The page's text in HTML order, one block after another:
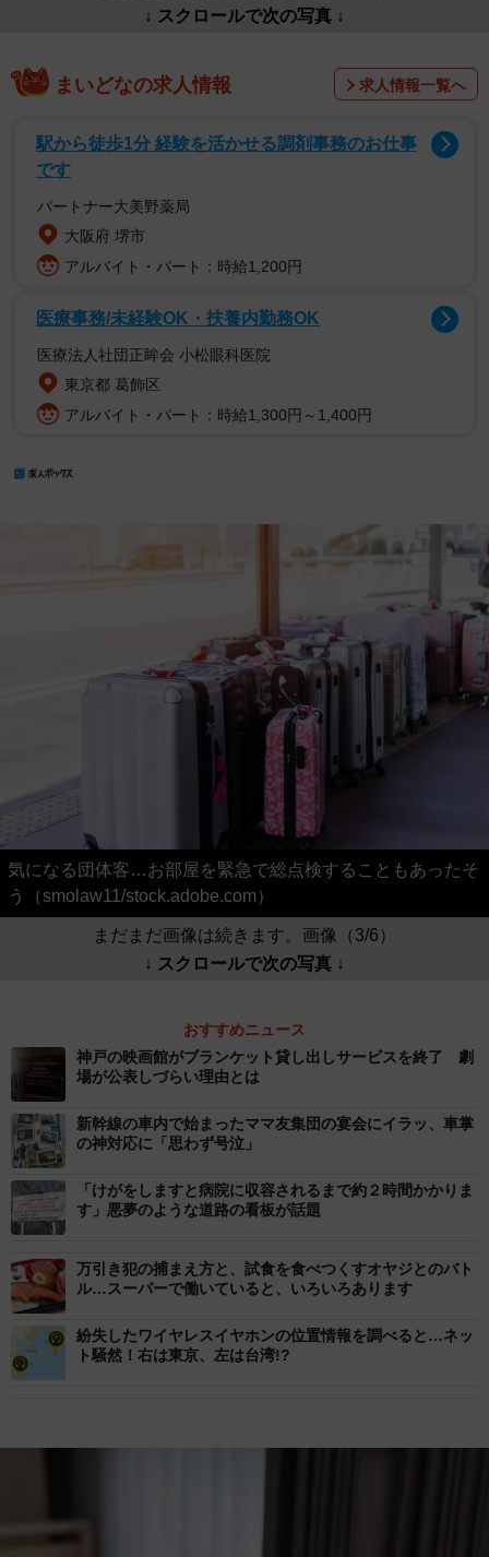
↓ スクロールで次の写真 ↓
まいどなの求人情報 求人情報一覧へ
駅から徒歩1分 経験を活かせる調剤事務のお仕事
です
パートナー大美野薬局
大阪府 堺市
アルバイト・パート：時給1,200円
医療事務/未経験OK・扶養内勤務OK
医療法人社団正眸会 小松眼科医院
東京都 葛飾区
アルバイト・パート：時給1,300円～1,400円
気になる団体客…お部屋を緊急で総点検することもあったそ
う（smolaw11/stock.adobe.com）
まだまだ画像は続きます。画像（3/6）
↓ スクロールで次の写真 ↓
おすすめニュース
神戸の映画館がブランケット貸し出しサービスを終了 劇
場が公表しづらい理由とは
新幹線の車内で始まったママ友集団の宴会にイラッ、車掌
の神対応に「思わず号泣」
「けがをしますと病院に収容されるまで約２時間かかりま
す」悪夢のような道路の看板が話題
万引き犯の捕まえ方と、試食を食べつくすオヤジとのバト
ル…スーパーで働いていると、いろいろあります
紛失したワイヤレスイヤホンの位置情報を調べると…ネッ
ト騒然！右は東京、左は台湾!?